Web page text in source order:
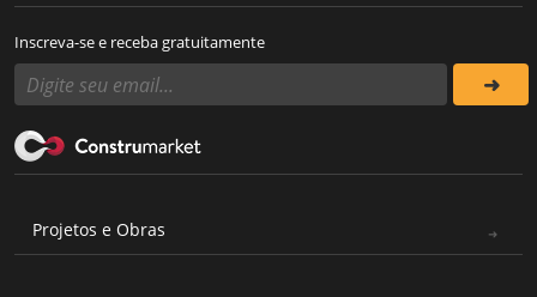
Inscreva-se e receba gratuitamente
Projetos e Obras